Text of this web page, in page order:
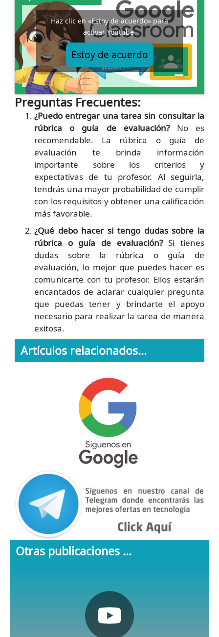
Haz clic en «Estoy de acuerdo» para
activar Youtube
Estoy de acuerdo
Preguntas Frecuentes:
¿Puedo entregar una tarea sin consultar la
rúbrica o guía de evaluación?No es
recomendable. La rúbrica o guía de
evaluación te brinda información
importante sobre los criterios y
expectativas de tu profesor. Al seguirla,
tendrás una mayor probabilidad de cumplir
con los requisitos y obtener una calificación
más favorable.
¿Qué debo hacer si tengo dudas sobre la
rúbrica o guía de evaluación?Si tienes
dudas sobre la rúbrica o guía de
evaluación, lo mejor que puedes hacer es
comunicarte con tu profesor. Ellos estarán
encantados de aclarar cualquier pregunta
que puedas tener y brindarte el apoyo
necesario para realizar la tarea de manera
exitosa.
Artículos relacionados...
Otras publicaciones ...
Pulsa aquí